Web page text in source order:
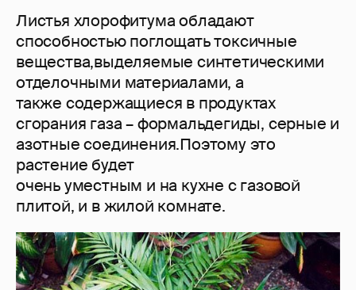
Листья хлорофитума обладают
способностью поглощать токсичные
вещества,выделяемые синтетическими
отделочными материалами, а
также содержащиеся в продуктах
сгорания газа – формальдегиды, серные и
азотные соединения.Поэтому это
растение будет
очень уместным и на кухне с газовой
плитой, и в жилой комнате.